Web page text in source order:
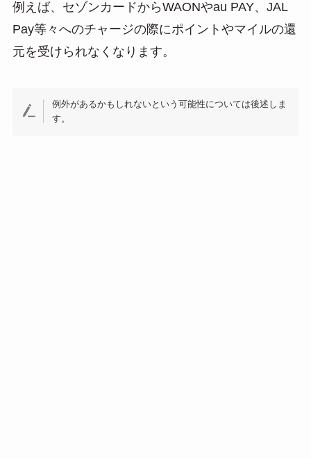
例えば、セゾンカードからWAONやau PAY、JAL
Pay等々へのチャージの際にポイントやマイルの還
元を受けられなくなります。
例外があるかもしれないという可能性については後述しま
す。